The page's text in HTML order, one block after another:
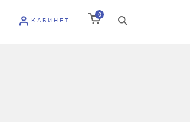
КАБИНЕТ
0